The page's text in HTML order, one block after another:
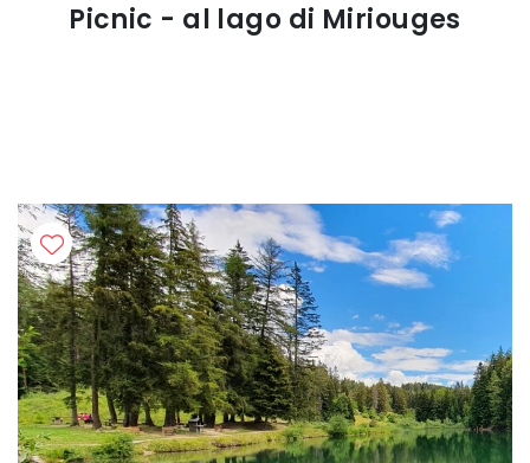
Picnic - al lago di Miriouges